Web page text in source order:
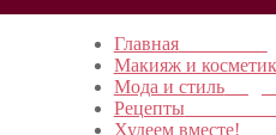
Главнаяв начало…
Макияж и
Мода и стиль
РецептыПошагово
Худеем вместе!